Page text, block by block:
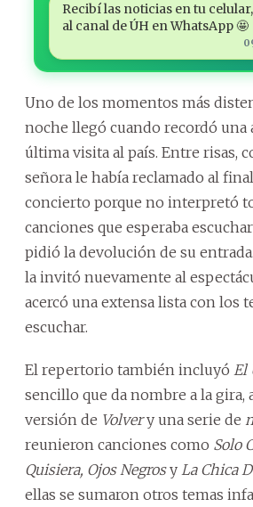
Recibí las noticias en tu
al canal de ÚH en WhatsApp 🤩
Uno de los momentos más
noche llegó cuando recordó una
última visita al país. Entre risas,
señora le había reclamado al
concierto porque no interpretó
canciones que esperaba
pidió la devolución de su
la invitó nuevamente al
acercó una extensa lista con los
escuchar.
El repertorio también incluyó El
sencillo que da nombre a la gira,
versión de Volvery una serie de
reunieron canciones como Solo
Quisiera, Ojos Negrosy La Chica
ellas se sumaron otros temas